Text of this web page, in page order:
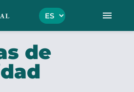
menu
de